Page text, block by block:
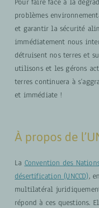
problèmes
et garantir la sécurité
immédiatement nous
détruisent nos terres et
utilisons et les gérons
terres continuera à
et immédiate !
À propos de
La Convention des
désertification (UNCCD),
multilatéral
répond à ces questions.